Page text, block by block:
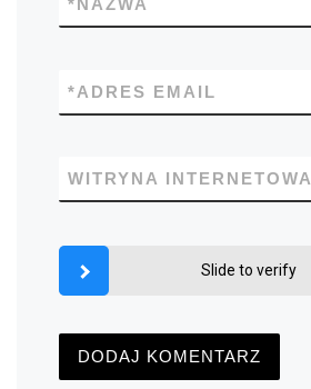
NAZWA
*
ADRES EMAIL
*
WITRYNA INTERNETOWA
Slide to verify